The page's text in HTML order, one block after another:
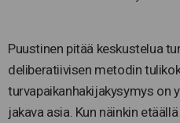
Puustinen pitää keskustelua
deliberatiivisen metodin
turvapaikanhakijakysymys on
jakava asia. Kun näinkin